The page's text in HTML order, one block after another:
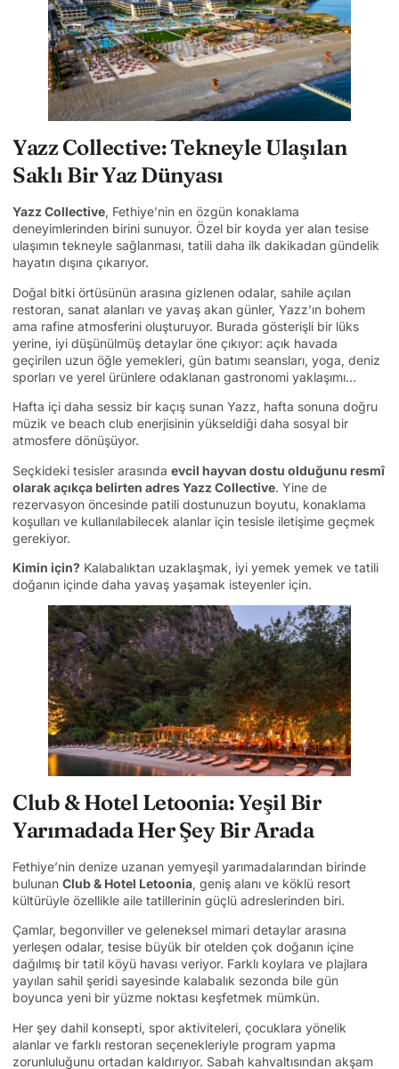
Yazz Collective: Tekneyle Ulaşılan
Saklı Bir Yaz Dünyası
Yazz Collective, Fethiye’nin en özgün konaklama
deneyimlerinden birini sunuyor. Özel bir koyda yer alan tesise
ulaşımın tekneyle sağlanması, tatili daha ilk dakikadan gündelik
hayatın dışına çıkarıyor.
Doğal bitki örtüsünün arasına gizlenen odalar, sahile açılan
restoran, sanat alanları ve yavaş akan günler, Yazz’ın bohem
ama rafine atmosferini oluşturuyor. Burada gösterişli bir lüks
yerine, iyi düşünülmüş detaylar öne çıkıyor: açık havada
geçirilen uzun öğle yemekleri, gün batımı seansları, yoga, deniz
sporları ve yerel ürünlere odaklanan gastronomi yaklaşımı…
Hafta içi daha sessiz bir kaçış sunan Yazz, hafta sonuna doğru
müzik ve beach club enerjisinin yükseldiği daha sosyal bir
atmosfere dönüşüyor.
Seçkideki tesisler arasında evcil hayvan dostu olduğunu resmî
olarak açıkça belirten adres Yazz Collective. Yine de
rezervasyon öncesinde patili dostunuzun boyutu, konaklama
koşulları ve kullanılabilecek alanlar için tesisle iletişime geçmek
gerekiyor.
Kimin için? Kalabalıktan uzaklaşmak, iyi yemek yemek ve tatili
doğanın içinde daha yavaş yaşamak isteyenler için.
Club & Hotel Letoonia: Yeşil Bir
Yarımadada Her Şey Bir Arada
Fethiye’nin denize uzanan yemyeşil yarımadalarından birinde
bulunan Club & Hotel Letoonia, geniş alanı ve köklü resort
kültürüyle özellikle aile tatillerinin güçlü adreslerinden biri.
Çamlar, begonviller ve geleneksel mimari detaylar arasına
yerleşen odalar, tesise büyük bir otelden çok doğanın içine
dağılmış bir tatil köyü havası veriyor. Farklı koylara ve plajlara
yayılan sahil şeridi sayesinde kalabalık sezonda bile gün
boyunca yeni bir yüzme noktası keşfetmek mümkün.
Her şey dahil konsepti, spor aktiviteleri, çocuklara yönelik
alanlar ve farklı restoran seçenekleriyle program yapma
zorunluluğunu ortadan kaldırıyor. Sabah kahvaltısından akşam